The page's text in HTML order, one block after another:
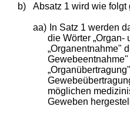
b) Absatz 1 wird wie folgt
aa)
In Satz 1 werden
die Wörter
„Organentnahme"
möglichen
Geweben